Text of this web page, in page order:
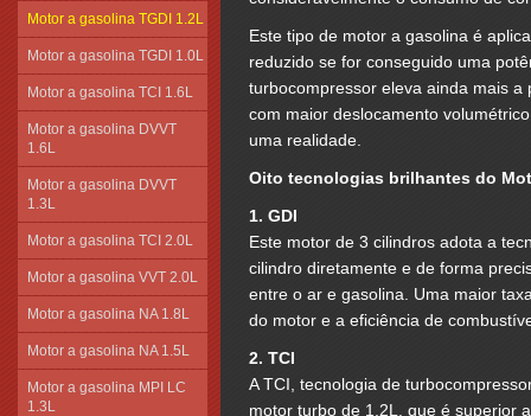
Motor a gasolina TGDI 1.2L
Motor a gasolina TGDI 1.0L
Motor a gasolina TCI 1.6L
Motor a gasolina DVVT
1.6L
Motor a gasolina DVVT
1.3L
Motor a gasolina TCI 2.0L
Motor a gasolina VVT 2.0L
Motor a gasolina NA 1.8L
Motor a gasolina NA 1.5L
Motor a gasolina MPI LC
1.3L
Este tipo de motor a gasolina é
reduzido se for conseguido uma
turbocompressor eleva ainda mais
com maior deslocamento
uma realidade.
Oito tecnologias brilhantes do
1. GDI
Este motor de 3 cilindros adota a
cilindro diretamente e de forma
entre o ar e gasolina. Uma maior
do motor e a eficiência de
2. TCI
A TCI, tecnologia de
motor turbo de 1.2L, que é superior